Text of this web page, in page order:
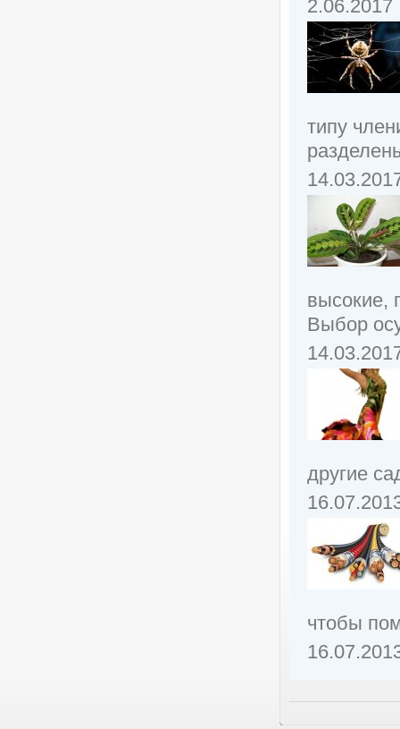
2.06.2017
типу
высокие,
Выбор
другие
чтобы